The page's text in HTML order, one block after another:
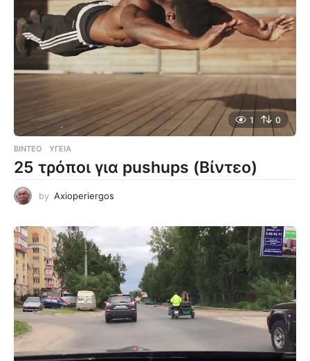
1 0
ΒΊΝΤΕΟ ΥΓΕΊΑ
25 τρόποι για pushups (Βίντεο)
by Axioperiergos